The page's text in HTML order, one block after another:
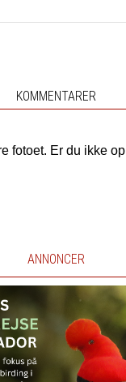
KOMMENTARER
fotoet. Er du ikke
ANNONCER